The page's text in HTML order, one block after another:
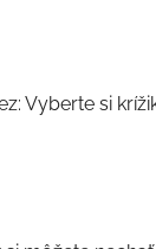
Vyberte si